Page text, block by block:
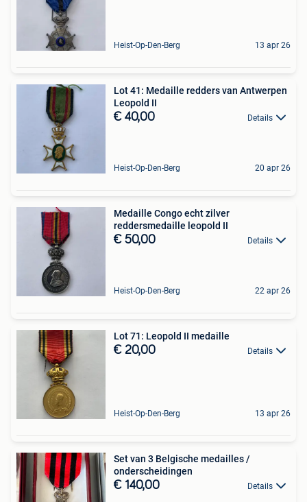
Heist-Op-Den-Berg 13 apr 26
Lot 41: Medaille redders van Antwerpen
Leopold II
€ 40,00 Details
Heist-Op-Den-Berg 20 apr 26
Medaille Congo echt zilver
reddersmedaille leopold II
€ 50,00 Details
Heist-Op-Den-Berg 22 apr 26
Lot 71: Leopold II medaille
€ 20,00 Details
Heist-Op-Den-Berg 13 apr 26
Set van 3 Belgische medailles /
onderscheidingen
€ 140,00 Details